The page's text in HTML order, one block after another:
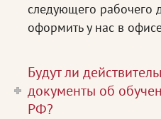
следующего рабочего
оформить у нас в
Будут ли
документы об
РФ?